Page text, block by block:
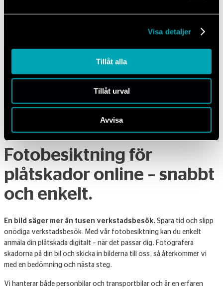
Visa detaljer
Tillåt alla
Tillåt urval
Avvisa
Fotobesiktning för
plåtskador online – snabbt
och enkelt.
En bild säger mer än tusen verkstadsbesök. Spara tid och slipp
onödiga verkstadsbesök. Med vår fotobesiktning kan du enkelt
anmäla din plåtskada digitalt – när det passar dig. Fotografera
skadorna på din bil och skicka in bilderna till oss, så återkommer vi
med en bedömning och nästa steg.
Vi hanterar både personbilar och transportbilar och är en erfaren